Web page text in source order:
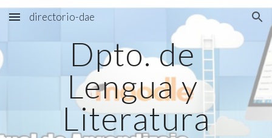
Skip to main content Skip to navigation
directorio-dae
Dpto. de
Lengua y
Literatura